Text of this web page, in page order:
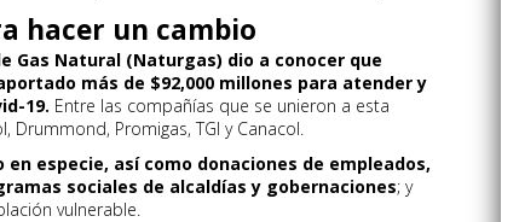
hacer un cambio
Gas Natural (Naturgas) dio a conocer que
más de $92,000 millones para atender y
19. Entre las compañías que se unieron a esta
Drummond, Promigas, TGI y Canacol.
en especie, así como donaciones de empleados,
sociales de alcaldías y gobernaciones; y
vulnerable.